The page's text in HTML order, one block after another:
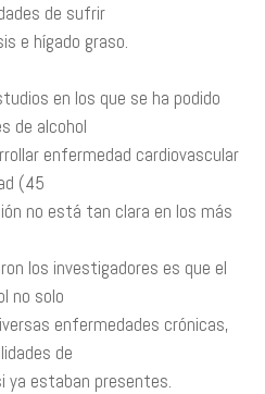
de sufrir
e hígado graso.
en los que se ha podido
de alcohol
enfermedad cardiovascular
(45
no está tan clara en los más
los investigadores es que el
no solo
enfermedades crónicas,
de
ya estaban presentes.